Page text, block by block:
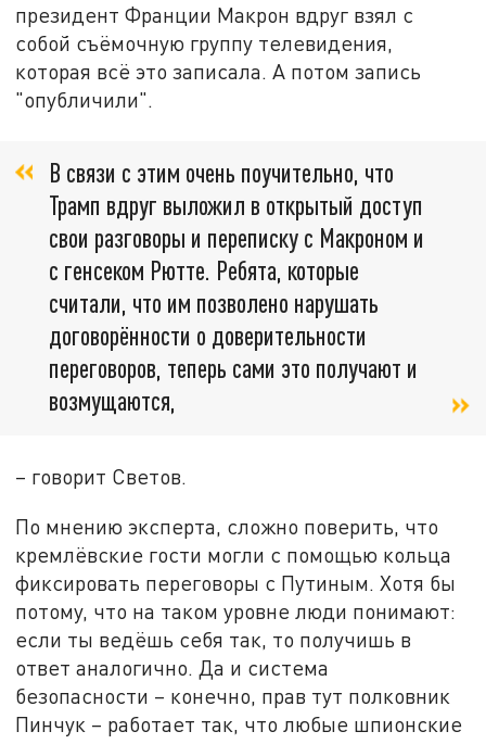
президент Франции Макрон вдруг взял с
собой съёмочную группу телевидения,
которая всё это записала. А потом запись
"опубличили".
В связи с этим очень поучительно, что
Трамп вдруг выложил в открытый доступ
свои разговоры и переписку с Макроном и
с генсеком Рютте. Ребята, которые
считали, что им позволено нарушать
договорённости о доверительности
переговоров, теперь сами это получают и
возмущаются,
– говорит Светов.
По мнению эксперта, сложно поверить, что
кремлёвские гости могли с помощью кольца
фиксировать переговоры с Путиным. Хотя бы
потому, что на таком уровне люди понимают:
если ты ведёшь себя так, то получишь в
ответ аналогично. Да и система
безопасности – конечно, прав тут полковник
Пинчук – работает так, что любые шпионские